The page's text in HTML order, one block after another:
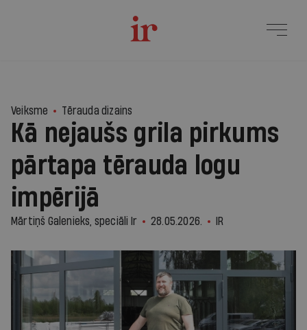
Veiksme Tērauda dizains
Kā nejaušs grila pirkums
pārtapa tērauda logu
impērijā
Mārtiņš Galenieks, speciāli Ir 28.05.2026. IR